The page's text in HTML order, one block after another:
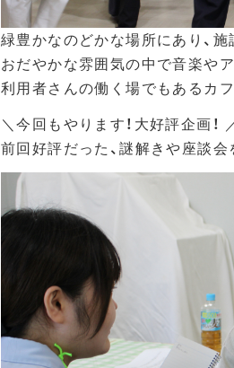
緑豊かなのどかな場所にあり、
おだやかな雰囲気の中で音楽や
利用者さんの働く場でもあるカ
＼今回もやります！大好評企画！
前回好評だった、謎解きや座談会